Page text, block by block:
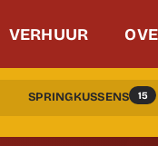
VERHUUR
SPRINGKUSSENS 15